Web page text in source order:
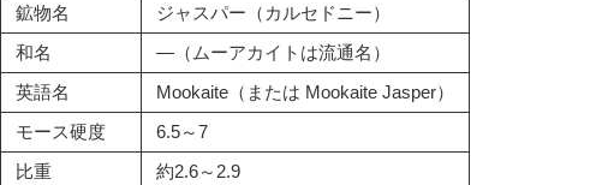
鉱物名
ジャスパー（カルセドニー）
和名
―（ムーアカイトは流通名）
英語名
Mookaite（または Mookaite Jasper）
モース硬度
6.5～7
比重
約2.6～2.9